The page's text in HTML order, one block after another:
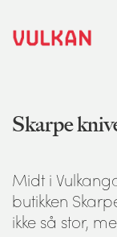
Skarpe
Midt i
butikken
ikke så stor,